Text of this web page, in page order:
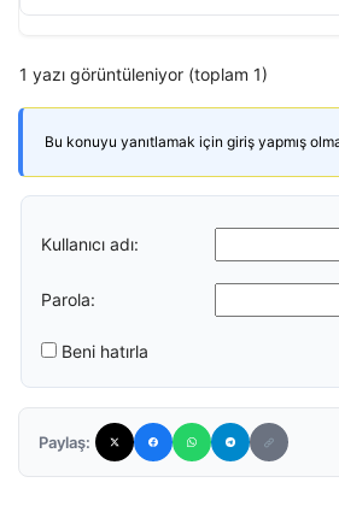
1 yazı görüntüleniyor (toplam 1)
Bu konuyu yanıtlamak için giriş yapmış
Kullanıcı adı:
Parola:
Beni hatırla
Paylaş: